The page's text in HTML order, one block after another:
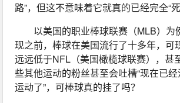
路”，但这不意味着它就真的已经完全“死
以美国的职业棒球联赛（MLB）为
现之前，棒球在美国流行了十多年，可
远远低于NFL（美国橄榄球联赛），甚
些其他运动的粉丝甚至会吐槽“现在已
运动了”，可棒球真的挂了吗？